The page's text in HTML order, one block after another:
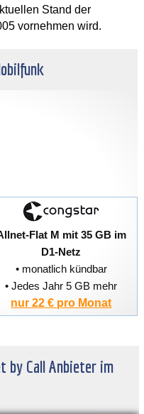
Stand der
vornehmen wird.
Flat M mit 35 GB im
D1-Netz
• monatlich kündbar
• Jedes Jahr 5 GB mehr
nur 22 € pro Monat
by Call Anbieter im